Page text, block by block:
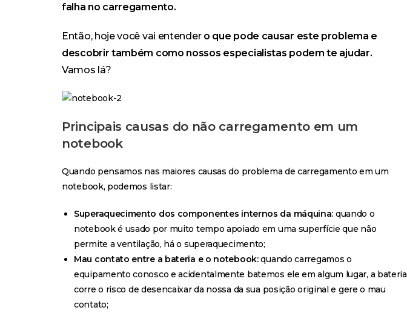
falha no carregamento.
Então, hoje você vai entender o que pode causar este problema e
descobrir também como nossos especialistas podem te ajudar.
Vamos lá?
Principais causas do não carregamento em um
notebook
Quando pensamos nas maiores causas do problema de carregamento em um
notebook, podemos listar:
Superaquecimento dos componentes internos da máquina: quando o
notebook é usado por muito tempo apoiado em uma superfície que não
permite a ventilação, há o superaquecimento;
Mau contato entre a bateria e o notebook:quando carregamos o
equipamento conosco e acidentalmente batemos ele em algum lugar, a bateria
corre o risco de desencaixar da nossa da sua posição original e gere o mau
contato;